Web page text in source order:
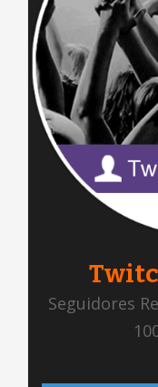
Seguidores